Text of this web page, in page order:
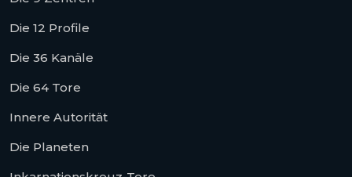
Die 12 Profile
Die 36 Kanäle
Die 64 Tore
Innere Autorität
Die Planeten